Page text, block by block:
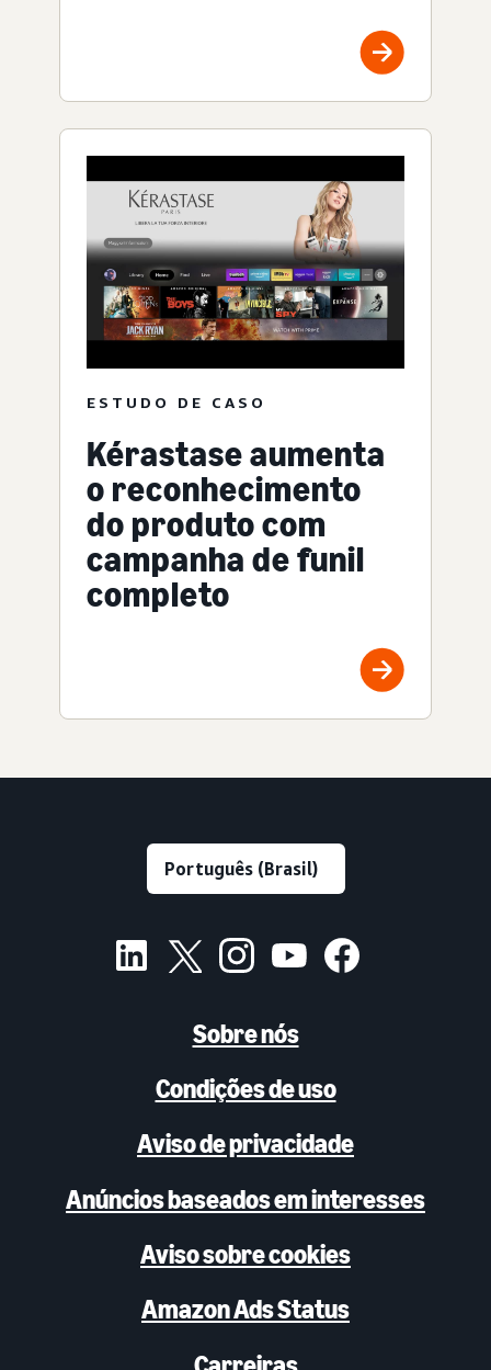
ESTUDO DE CASO
Kérastase aumenta
o reconhecimento
do produto com
campanha de funil
completo
Sobre nós
Condições de uso
Aviso de privacidade
Anúncios baseados em interesses
Aviso sobre cookies
Amazon Ads Status